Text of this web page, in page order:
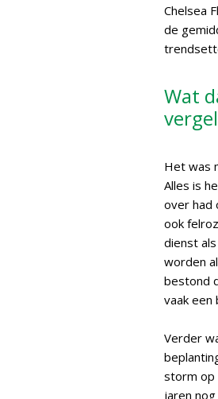
Chelsea
de
Wat
Het was
Alles is
over had
ook
dienst
worden
bestond
vaak een
Verder
storm op
jaren